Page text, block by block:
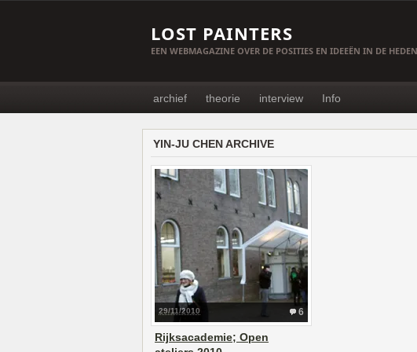
LOST PAINTERS
EEN WEBMAGAZINE OVER DE POSITIES EN IDEEËN IN DE
archief theorie interview Info
YIN-JU CHEN ARCHIVE
6
29/11/2010
Rijksacademie; Open